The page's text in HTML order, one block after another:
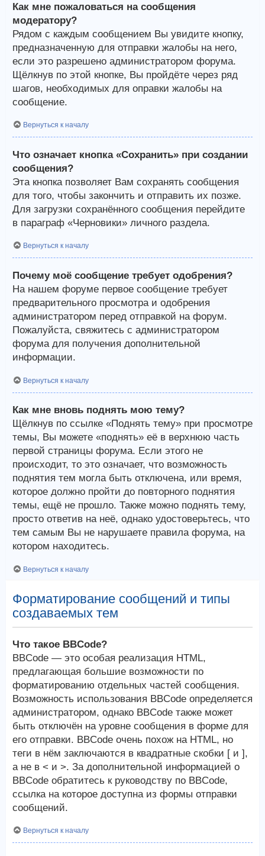
Как мне пожаловаться на сообщения
модератору?
Рядом с каждым сообщением Вы увидите кнопку,
предназначенную для отправки жалобы на него,
если это разрешено администратором форума.
Щёлкнув по этой кнопке, Вы пройдёте через ряд
шагов, необходимых для оправки жалобы на
сообщение.
Вернуться к началу
Что означает кнопка «Сохранить» при создании
сообщения?
Эта кнопка позволяет Вам сохранять сообщения
для того, чтобы закончить и отправить их позже.
Для загрузки сохранённого сообщения перейдите
в параграф «Черновики» личного раздела.
Вернуться к началу
Почему моё сообщение требует одобрения?
На нашем форуме первое сообщение требует
предварительного просмотра и одобрения
администратором перед отправкой на форум.
Пожалуйста, свяжитесь с администратором
форума для получения дополнительной
информации.
Вернуться к началу
Как мне вновь поднять мою тему?
Щёлкнув по ссылке «Поднять тему» при просмотре
темы, Вы можете «поднять» её в верхнюю часть
первой страницы форума. Если этого не
происходит, то это означает, что возможность
поднятия тем могла быть отключена, или время,
которое должно пройти до повторного поднятия
темы, ещё не прошло. Также можно поднять тему,
просто ответив на неё, однако удостоверьтесь, что
тем самым Вы не нарушаете правила форума, на
котором находитесь.
Вернуться к началу
Форматирование сообщений и типы
создаваемых тем
Что такое BBCode?
BBCode — это особая реализация HTML,
предлагающая большие возможности по
форматированию отдельных частей сообщения.
Возможность использования BBCode определяется
администратором, однако BBCode также может
быть отключён на уровне сообщения в форме для
его отправки. BBCode очень похож на HTML, но
теги в нём заключаются в квадратные скобки [ и ],
а не в < и >. За дополнительной информацией о
BBCode обратитесь к руководству по BBCode,
ссылка на которое доступна из формы отправки
сообщений.
Вернуться к началу